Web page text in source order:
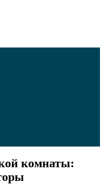
комнаты: